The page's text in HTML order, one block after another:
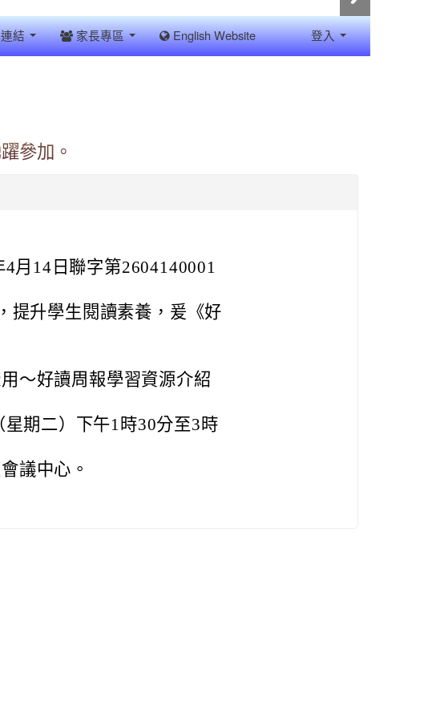
結 家長專區 English Website 登入
參加。
月14日聯字第2604140001
提升學生閱讀素養，爰《好
～好讀周報學習資源介紹
期二）下午1時30分至3時
議中心。